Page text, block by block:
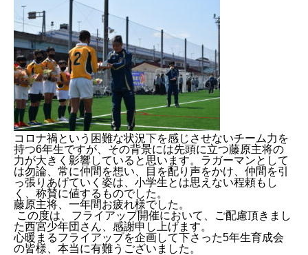
コロナ禍という困難な状況下を感じさせないチーム力を
持つ6年生ですが、その背景には先頭に立つ藤原主将の
力が大きく影響していると思います。ラガーマンとして
は勿論、常に仲間を想い、目を配り声をかけ、仲間を引
っ張りあげていく姿は、小学生とは思えない程頼もし
く、称賛に値するものでした。
藤原主将、一年間お疲れ様でした。
この度は、フライアップ開催において、ご配慮頂きまし
た西宮少年団さん、感謝申し上げます。
心暖まるフライアップを企画して下さった5年生育成会
の皆様、本当に有難うございました。